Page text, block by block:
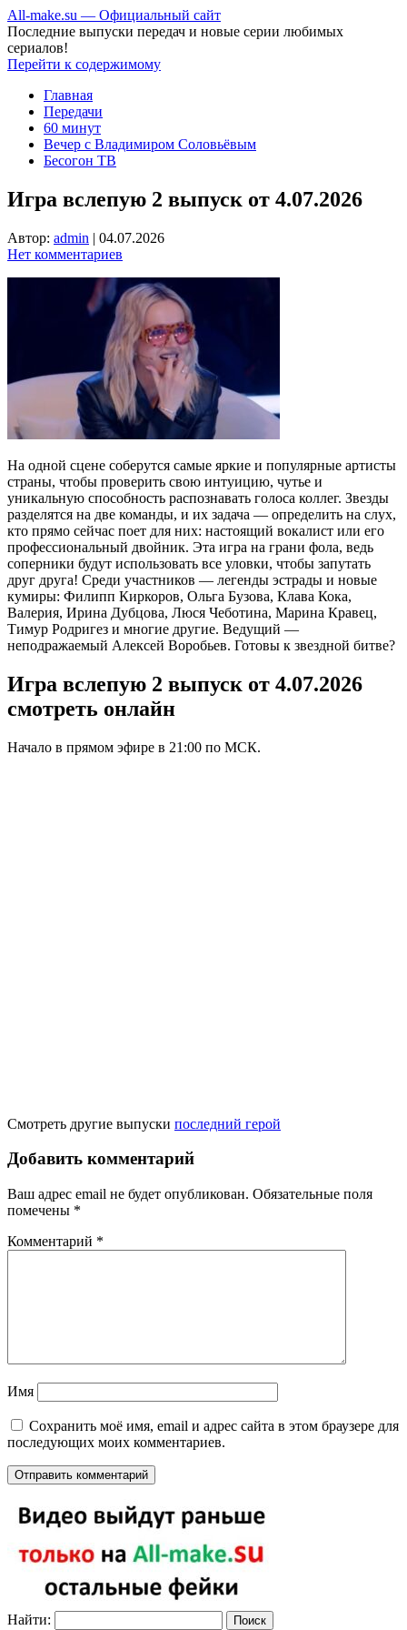
All-make.su — Официальный сайт
Последние выпуски передач и новые серии любимых
сериалов!
Перейти к содержимому
Главная
Передачи
60 минут
Вечер с Владимиром Соловьёвым
Бесогон ТВ
Игра вслепую 2 выпуск от 4.07.2026
Автор: admin | 04.07.2026
Нет комментариев
На одной сцене соберутся самые яркие и популярные артисты
страны, чтобы проверить свою интуицию, чутье и
уникальную способность распознавать голоса коллег. Звезды
разделятся на две команды, и их задача — определить на слух,
кто прямо сейчас поет для них: настоящий вокалист или его
профессиональный двойник. Эта игра на грани фола, ведь
соперники будут использовать все уловки, чтобы запутать
друг друга! Среди участников — легенды эстрады и новые
кумиры: Филипп Киркоров, Ольга Бузова, Клава Кока,
Валерия, Ирина Дубцова, Люся Чеботина, Марина Кравец,
Тимур Родригез и многие другие. Ведущий —
неподражаемый Алексей Воробьев. Готовы к звездной битве?
Игра вслепую 2 выпуск от 4.07.2026
смотреть онлайн
Начало в прямом эфире в 21:00 по МСК.
Смотреть другие выпуски последний герой
Добавить комментарий
Ваш адрес email не будет опубликован. Обязательные поля
помечены *
Комментарий *
Имя
Сохранить моё имя, email и адрес сайта в этом браузере для
последующих моих комментариев.
Найти: